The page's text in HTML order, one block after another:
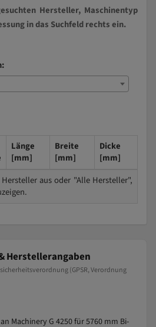
Hersteller, Maschinentyp
in das Suchfeld rechts ein.
Länge
[mm]
Breite
[mm]
Dicke
[mm]
aus oder "Alle Hersteller",
Herstellerangaben
(GPSR, Verordnung
Machinery G 4250 für 5760 mm Bi-